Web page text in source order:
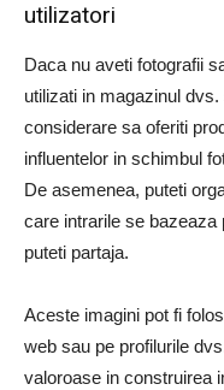
utilizatori
Daca nu aveti fotografii
utilizati in magazinul
considerare sa oferiti
influentelor in schimbul
De asemenea, puteti
care intrarile se bazeaza
puteti partaja.
Aceste imagini pot fi
web sau pe profilurile
valoroase in construirea